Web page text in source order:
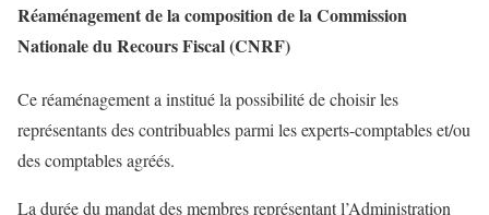
Réaménagement de la composition de la Commission
Nationale du Recours Fiscal (CNRF)
Ce réaménagement a institué la possibilité de choisir les
représentants des contribuables parmi les experts-comptables et/ou
des comptables agréés.
La durée du mandat des membres représentant l’Administration